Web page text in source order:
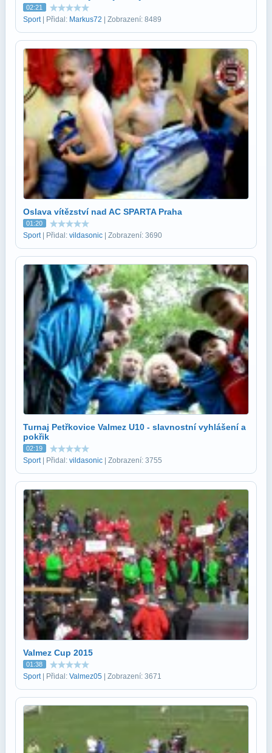
02:21
Sport| Přidal: Markus72 | Zobrazení: 8489
Oslava vítězství nad AC SPARTA Praha
01:20
Sport| Přidal: vildasonic | Zobrazení: 3690
Turnaj Petřkovice Valmez U10 - slavnostní vyhlášení a
pokřik
02:19
Sport| Přidal: vildasonic | Zobrazení: 3755
Valmez Cup 2015
01:38
Sport| Přidal: Valmez05 | Zobrazení: 3671